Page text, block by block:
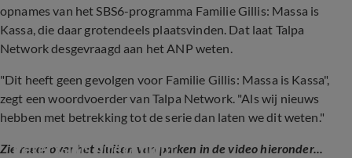
opnames van het SBS6-programma Familie Gillis: Massa is
Kassa, die daar grotendeels plaatsvinden. Dat laat Talpa
Network desgevraagd aan het ANP weten.
"Dit heeft geen gevolgen voor Familie Gillis: Massa is Kassa",
zegt een woordvoerder van Talpa Network. "Als wij nieuws
hebben met betrekking tot de serie dan laten we dit weten."
Zie meer over het sluiten van parken in de video hieronder...
Oostappen Vakantiepark Prinsenmeer van
Peter Gillis direct dicht